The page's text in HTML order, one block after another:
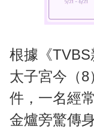
根據《
太子宮今（
件，一名經
金爐旁驚傳